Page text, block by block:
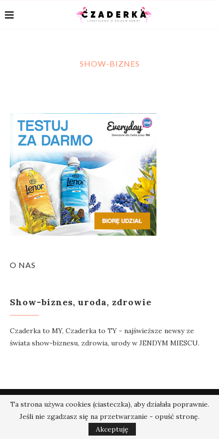
SHOW-BIZNES
O NAS
Show-biznes, uroda, zdrowie
Czaderka to MY, Czaderka to TY - najświeższe newsy ze
świata show-biznesu, zdrowia, urody w JENDYM MIESCU.
@2018 - Czaderka.pl. Wszelkie prawa zastrzeżone.
W GÓRĘ
Ta strona używa cookies (ciasteczka), aby działała poprawnie.
Jeśli nie zgadzasz się na przetwarzanie - opuść stronę.
Akceptuję